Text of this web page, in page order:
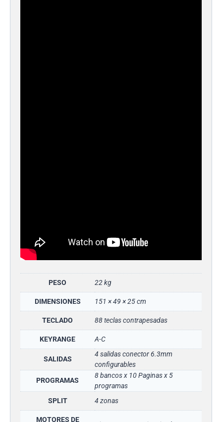
PESO 22 kg
DIMENSIONES 151 × 49 × 25 cm
TECLADO 88 teclas contrapesadas
KEYRANGE A-C
SALIDAS
4 salidas conector 6.3mm
configurables
PROGRAMAS
8 bancos x 10 Paginas x 5
programas
SPLIT
4 zonas
MOTORES DE